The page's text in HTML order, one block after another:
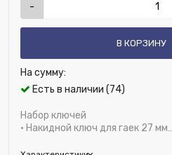
Есть в наличии (74)
Набор ключей
• Накидной ключ для гаек 27 мм
-
В КОРЗИНУ
На сумму: